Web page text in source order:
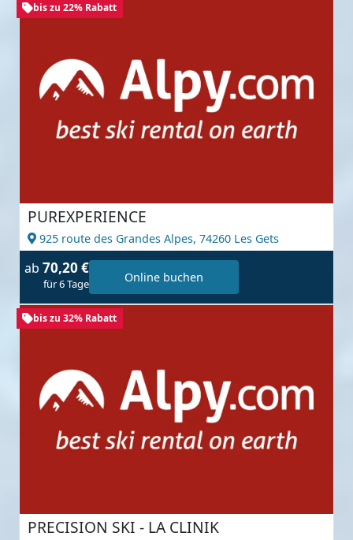
bis zu 22% Rabatt
PUREXPERIENCE
925 route des Grandes Alpes, 74260 Les Gets
ab 70,20 €
für 6 Tage Online buchen
bis zu 32% Rabatt
PRECISION SKI - LA CLINIK